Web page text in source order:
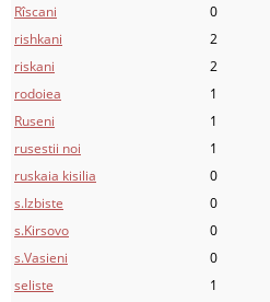
Rîscani
0
rishkani
2
riskani
2
rodoiea
1
Ruseni
1
rusestii noi
1
ruskaia kisilia
0
s.Izbiste
0
s.Kirsovo
0
s.Vasieni
0
seliste
1